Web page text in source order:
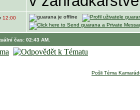
12:00
čas: 02:43 AM.
Pošli Téma